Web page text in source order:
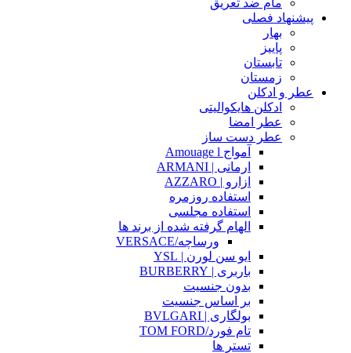
مام ضد تعریق
پیشنهاد فصلی
بهار
پاییز
تابستان
زمستان
عطر و ادکلن
ادکلن هایکوالیتی
عطر امضا
عطر دست ساز
آمواج Amouage l
ارمانی | ARMANI
ازارو | AZZARO
استفاده روزمره
استفاده مجلسی
الهام گرفته شده از برند ها
ورساچه/VERSACE
ایو سن لورن | YSL
باربری | BURBERRY
بدون جنسیت
بر اساس جنسیت
بولگاری | BVLGARI
تام فورد/TOM FORD
تستر ها